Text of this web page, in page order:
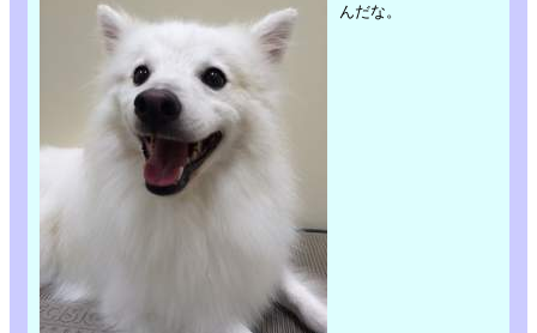
んだな。